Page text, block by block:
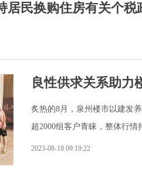
居民换购住房有关个税
良性供求关系助力
炙热的8月，泉州楼市以建发
超2000组客户青睐，整体行情
2023-08-18 09:19:22